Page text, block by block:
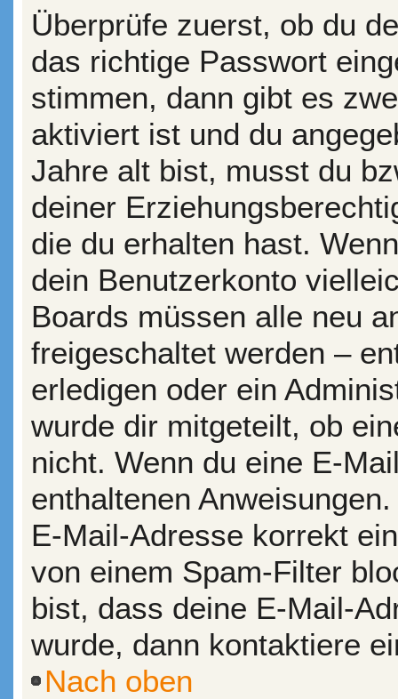
Überprüfe zuerst, ob du
das richtige Passwort
stimmen, dann gibt es
aktiviert ist und du
Jahre alt bist, musst du
deiner
die du erhalten hast.
dein Benutzerkonto
Boards müssen alle neu
freigeschaltet werden –
erledigen oder ein
wurde dir mitgeteilt, ob
nicht. Wenn du eine E-
enthaltenen
E-Mail-Adresse korrekt
von einem Spam-Filter
bist, dass deine E-Mail-
wurde, dann kontaktiere
Nach oben